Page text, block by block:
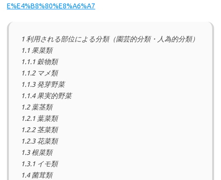
E%E4%B8%80%E8%A6%A7
1 利用される部位による分類（園芸的分類・人為的分類）
1.1 果菜類
1.1.1 穀物類
1.1.2 マメ類
1.1.3 発芽野菜
1.1.4 果実的野菜
1.2 葉茎類
1.2.1 葉菜類
1.2.2 茎菜類
1.2.3 花菜類
1.3 根菜類
1.3.1 イモ類
1.4 菌茸類